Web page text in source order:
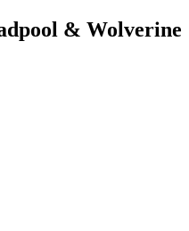
& Wolverine